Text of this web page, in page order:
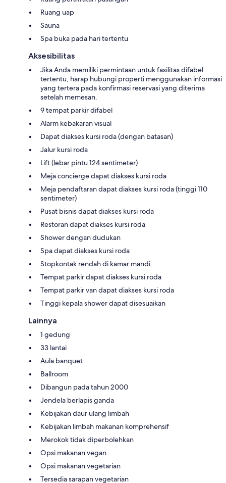
Ruang uap
Sauna
Spa buka pada hari tertentu
Aksesibilitas
Jika Anda memiliki permintaan untuk fasilitas difabel
tertentu, harap hubungi properti menggunakan informasi
yang tertera pada konfirmasi reservasi yang diterima
setelah memesan.
9 tempat parkir difabel
Alarm kebakaran visual
Dapat diakses kursi roda (dengan batasan)
Jalur kursi roda
Lift (lebar pintu 124 sentimeter)
Meja concierge dapat diakses kursi roda
Meja pendaftaran dapat diakses kursi roda (tinggi 110
sentimeter)
Pusat bisnis dapat diakses kursi roda
Restoran dapat diakses kursi roda
Shower dengan dudukan
Spa dapat diakses kursi roda
Stopkontak rendah di kamar mandi
Tempat parkir dapat diakses kursi roda
Tempat parkir van dapat diakses kursi roda
Tinggi kepala shower dapat disesuaikan
Lainnya
1 gedung
33 lantai
Aula banquet
Ballroom
Dibangun pada tahun 2000
Jendela berlapis ganda
Kebijakan daur ulang limbah
Kebijakan limbah makanan komprehensif
Merokok tidak diperbolehkan
Opsi makanan vegan
Opsi makanan vegetarian
Tersedia sarapan vegetarian